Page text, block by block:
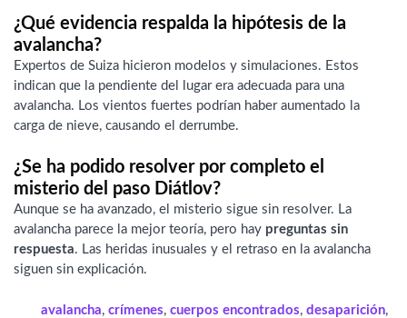
¿Qué evidencia respalda la hipótesis de la
avalancha?
Expertos de Suiza hicieron modelos y simulaciones. Estos
indican que la pendiente del lugar era adecuada para una
avalancha. Los vientos fuertes podrían haber aumentado la
carga de nieve, causando el derrumbe.
¿Se ha podido resolver por completo el
misterio del paso Diátlov?
Aunque se ha avanzado, el misterio sigue sin resolver. La
avalancha parece la mejor teoría, pero hay preguntas sin
respuesta. Las heridas inusuales y el retraso en la avalancha
siguen sin explicación.
avalancha, crímenes, cuerpos encontrados, desaparición,